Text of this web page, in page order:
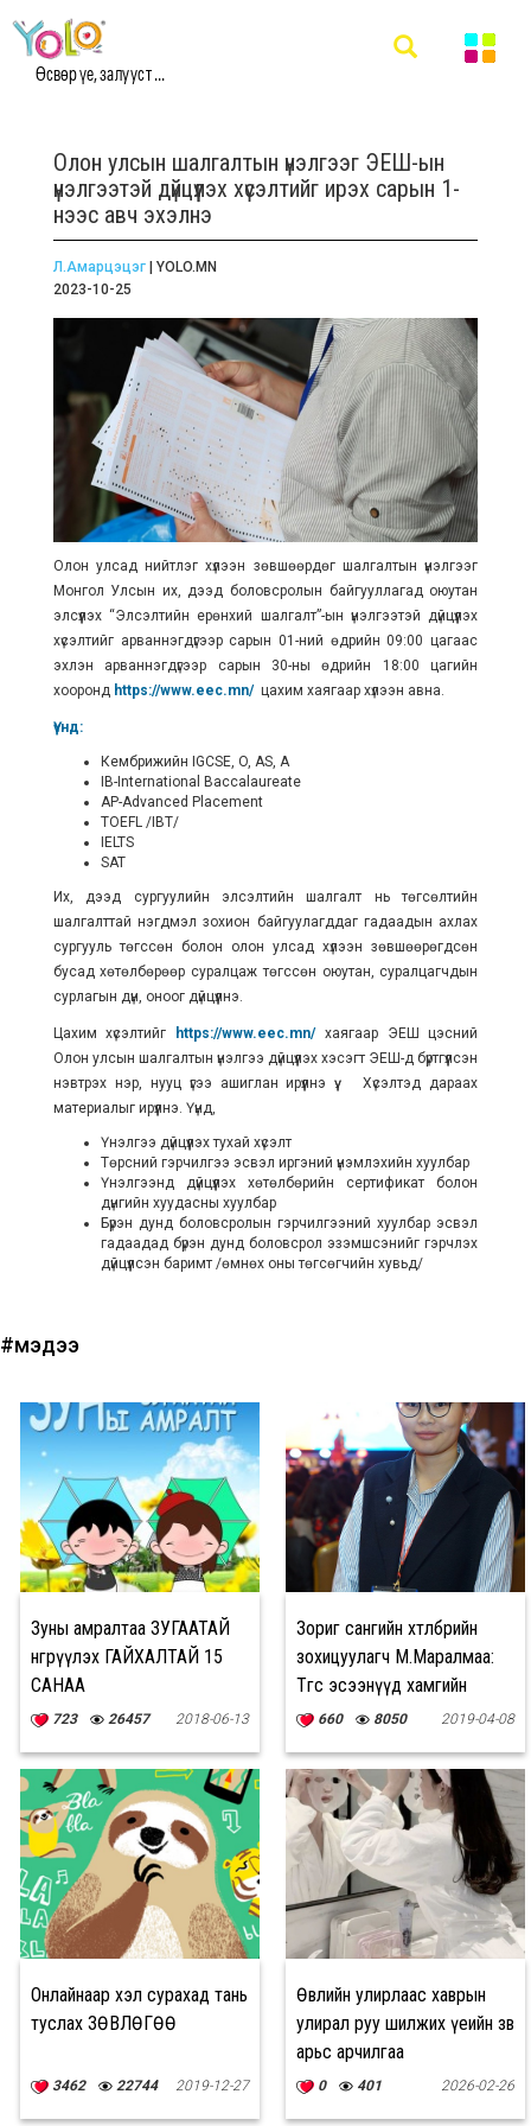
Өсвөр үе, залууст ...
Олон улсын шалгалтын үнэлгээг ЭЕШ-ын
үнэлгээтэй дүйцүүлэх хүсэлтийг ирэх сарын 1-
нээс авч эхэлнэ
Л.Амарцэцэг| YOLO.MN
2023-10-25
Олон улсад нийтлэг хүлээн зөвшөөрдөг шалгалтын үнэлгээг
Монгол Улсын их, дээд боловсролын байгууллагад оюутан
элсүүлэх “Элсэлтийн ерөнхий шалгалт”-ын үнэлгээтэй дүйцүүлэх
хүсэлтийг арваннэгдүгээр сарын 01-ний өдрийн 09:00 цагаас
эхлэн арваннэгдүгээр сарын 30-ны өдрийн 18:00 цагийн
хооронд https://www.eec.mn/цахим хаягаар хүлээн авна.
Үүнд:
Кембрижийн IGCSE, O, AS, A
IB-International Baccalaureate
AP-Advanced Placement
TOEFL /IBT/
IELTS
SAT
Их, дээд сургуулийн элсэлтийн шалгалт нь төгсөлтийн
шалгалттай нэгдмэл зохион байгуулагддаг гадаадын ахлах
сургууль төгссөн болон олон улсад хүлээн зөвшөөрөгдсөн
бусад хөтөлбөрөөр суралцаж төгссөн оюутан, суралцагчдын
сурлагын дүн, оноог дүйцүүлнэ.
Цахим хүсэлтийг https://www.eec.mn/хаягаар ЭЕШ цэсний
Олон улсын шалгалтын үнэлгээ дүйцүүлэх хэсэгт ЭЕШ-д бүртгүүлсэн
нэвтрэх нэр, нууц үгээ ашиглан ирүүлнэ үү. Хүсэлтэд дараах
материалыг ирүүлнэ. Үүнд,
Үнэлгээ дүйцүүлэх тухай хүсэлт
Төрсний гэрчилгээ эсвэл иргэний үнэмлэхийн хуулбар
Үнэлгээнд дүйцүүлэх хөтөлбөрийн сертификат болон
дүнгийн хуудасны хуулбар
Бүрэн дунд боловсролын гэрчилгээний хуулбар эсвэл
гадаадад бүрэн дунд боловсрол эзэмшсэнийг гэрчлэх
дүйцүүлсэн баримт /өмнөх оны төгсөгчийн хувьд/
#мэдээ
Зуны амралтаа ЗУГААТАЙ
өнгөрүүлэх ГАЙХАЛТАЙ 15
САНАА
723 26457 2018-06-13
Зориг сангийн хөтөлбөрийн
зохицуулагч М.Маралмаа:
Төгс эсээнүүд хамгийн
энгийн байдаг
660 8050 2019-04-08
Онлайнаар хэл сурахад тань
туслах ЗӨВЛӨГӨӨ
3462 22744 2019-12-27
Өвлийн улирлаас хаврын
улирал руу шилжих үеийн зөв
арьс арчилгаа
0 401 2026-02-26